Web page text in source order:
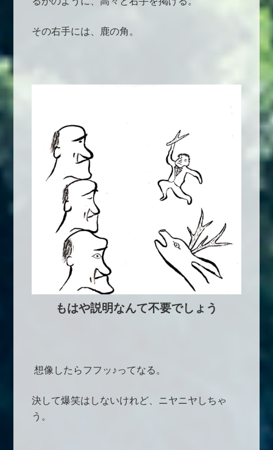
その右手には、鹿の角。
もはや説明なんて不要でしょう
想像したらフフッ♪ってなる。
決して爆笑はしないけれど、ニヤニヤしちゃ
う。